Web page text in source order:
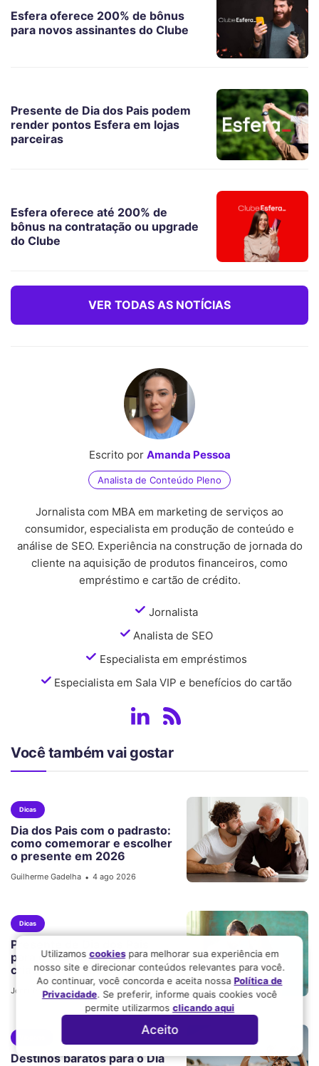
Esfera oferece 200% de bônus
para novos assinantes do Clube
Presente de Dia dos Pais podem
render pontos Esfera em lojas
parceiras
Esfera oferece até 200% de
bônus na contratação ou upgrade
do Clube
VER TODAS AS NOTÍCIAS
Escrito por Amanda Pessoa
Analista de Conteúdo Pleno
Jornalista com MBA em marketing de serviços ao
consumidor, especialista em produção de conteúdo e
análise de SEO. Experiência na construção de jornada do
cliente na aquisição de produtos financeiros, como
empréstimo e cartão de crédito.
Jornalista
Analista de SEO
Especialista em empréstimos
Especialista em Sala VIP e benefícios do cartão
Você também vai gostar
Dicas
Dia dos Pais com o padrasto:
como comemorar e escolher
o presente em 2026
Guilherme Gadelha • 4 ago 2026
Dicas
Presente de Dia dos Pais
para o marido: 8 ideias
criativas em 2026
Jennifer Figueiredo • 4 ago 2026
Destinos baratos para o Dia
Utilizamos cookiespara melhorar sua experiência em
nosso site e direcionar conteúdos relevantes para você.
Ao continuar, você concorda e aceita nossaPolítica de
Privacidade. Se preferir, informe quais cookies você
permite utilizarmos clicando aqui
Aceito